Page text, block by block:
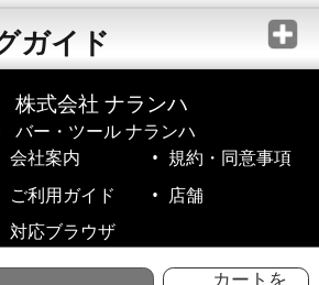
カートを
ガイド
株式会社 ナランハ
バー・ツール ナランハ
会社案内
規約・同意事項
ご利用ガイド
店舗
対応ブラウザ
Inc. All Rights Reserved.